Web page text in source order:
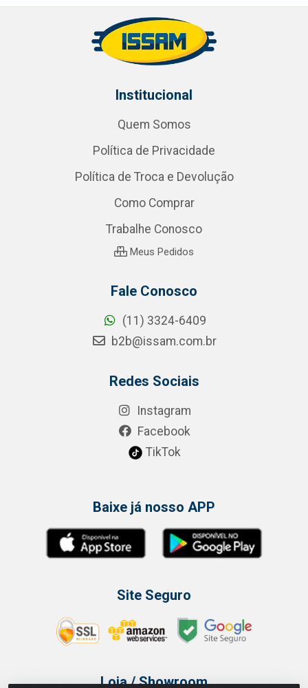
Institucional
Quem Somos
Política de Privacidade
Política de Troca e Devolução
Como Comprar
Trabalhe Conosco
Meus Pedidos
Fale Conosco
(11) 3324-6409
b2b@issam.com.br
Redes Sociais
Instagram
Facebook
TikTok
Baixe já nosso APP
Site Seguro
Loja / Showroom